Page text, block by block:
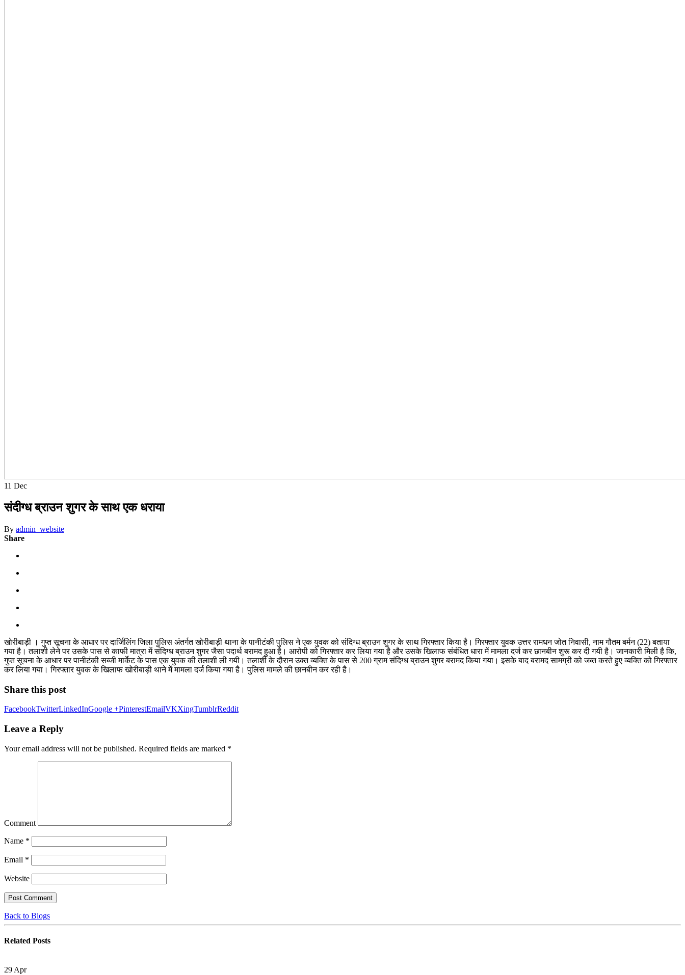
11 Dec
संदीग्ध ब्राउन शुगर के साथ एक धराया
By admin_website
Share
खोरीबाड़ी । गुप्त सूचना के आधार पर दार्जिलिंग जिला पुलिस अंतर्गत खोरीबाड़ी थाना के पानीटंकी पुलिस ने एक युवक को संदिग्ध ब्राउन शुगर के साथ गिरफ्तार किया है। गिरफ्तार युवक उत्तर रामधन जोत निवासी, नाम गौतम बर्मन (22) बताया
गया है। तलाशी लेने पर उसके पास से काफी मात्रा में संदिग्ध ब्राउन शुगर जैसा पदार्थ बरामद हुआ है। आरोपी को गिरफ्तार कर लिया गया है और उसके खिलाफ संबंधित धारा में मामला दर्ज कर छानबीन शुरू कर दी गयी है। जानकारी मिली है कि,
गुप्त सूचना के आधार पर पानीटंकी सब्जी मार्केट के पास एक युवक की तलाशी ली गयी। तलाशी के दौरान उक्त व्यक्ति के पास से 200 ग्राम संदिग्ध ब्राउन शुगर बरामद किया गया। इसके बाद बरामद सामग्री को जब्त करते हुए व्यक्ति को गिरफ्तार
कर लिया गया। गिरफ्तार युवक के खिलाफ खोरीबाड़ी थाने में मामला दर्ज किया गया है। पुलिस मामले की छानबीन कर रही है।
Share this post
FacebookTwitterLinkedInGoogle +PinterestEmailVKXingTumblrReddit
Leave a Reply
Your email address will not be published. Required fields are marked *
Comment
Name *
Email *
Website
Back to Blogs
Related Posts
29 Apr